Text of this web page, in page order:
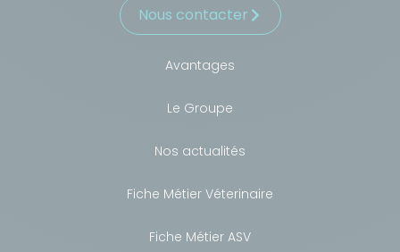
Nous contacter
Avantages
Le Groupe
Nos actualités
Fiche Métier Véterinaire
Fiche Métier ASV